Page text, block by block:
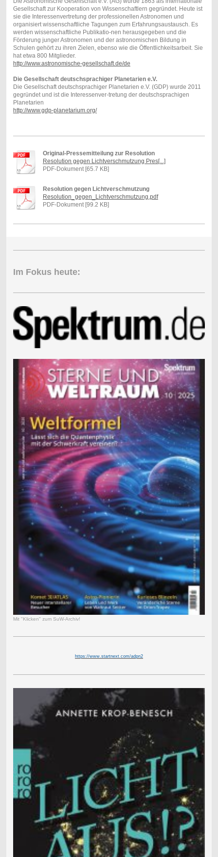
Gesellschaft zur Kooperation von Wissenschaftlern gegründet. Heute ist
sie die Interessenvertretung der professionellen Astronomen und
organisiert wissenschaftliche Tagungen zum Erfahrungsaustausch. Es
werden wissenschaftliche Publikatio-nen herausgegeben und die
Förderung junger Astronomen und der astronomischen Bildung in
Schulen gehört zu ihren Zielen, ebenso wie die Öffentlichkeitsarbeit. Sie
hat etwa 800 Mitglieder.
http://www.astronomische-gesellschaft.de/de
Die Gesellschaft deutschsprachiger Planetarien e.V.
Die Gesellschaft deutschsprachiger Planetarien e.V. (GDP) wurde 2011
gegründet und ist die Interessenver-tretung der deutschsprachigen
Planetarien
http://www.gdp-planetarium.org/
Original-Pressemitteilung zur Resolution
Resolution gegen Lichtverschmutzung Pres[...]
PDF-Dokument [65.7 KB]
Resolution gegen Lichtverschmutzung
Resolution_gegen_Lichtverschmutzung.pdf
PDF-Dokument [99.2 KB]
Im Fokus heute:
Mit "Klicken" zum SuW-Archiv!
https://www.startnext.com/adpn2